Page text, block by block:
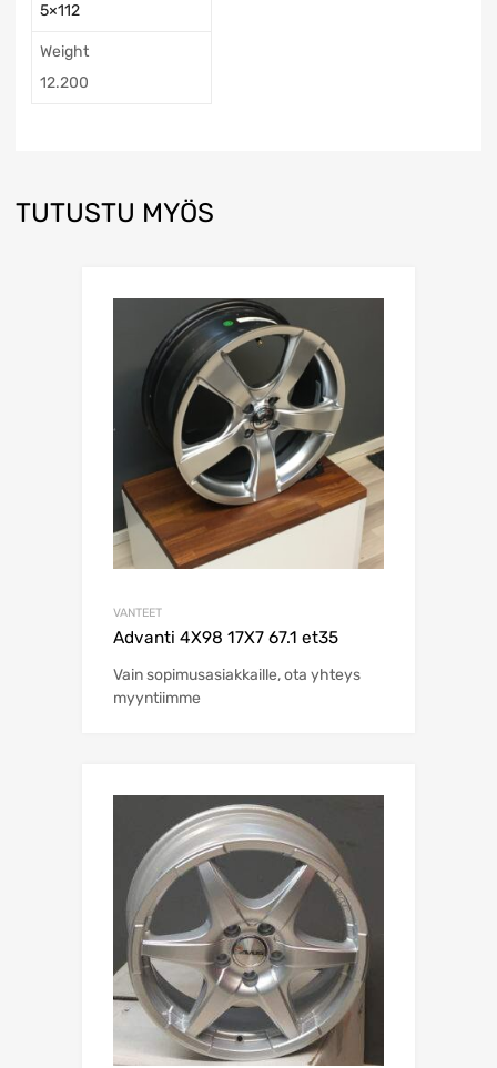
5×112
Weight
12.200
TUTUSTU MYÖS
VANTEET
Advanti 4X98 17X7 67.1 et35
Vain sopimusasiakkaille, ota yhteys
myyntiimme